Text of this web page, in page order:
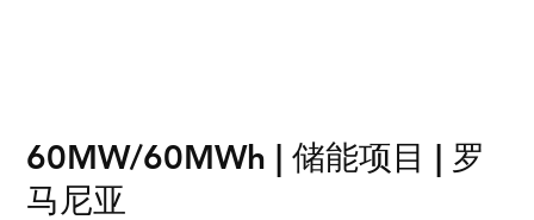
60MW/60MWh | 储能项目 | 罗
马尼亚